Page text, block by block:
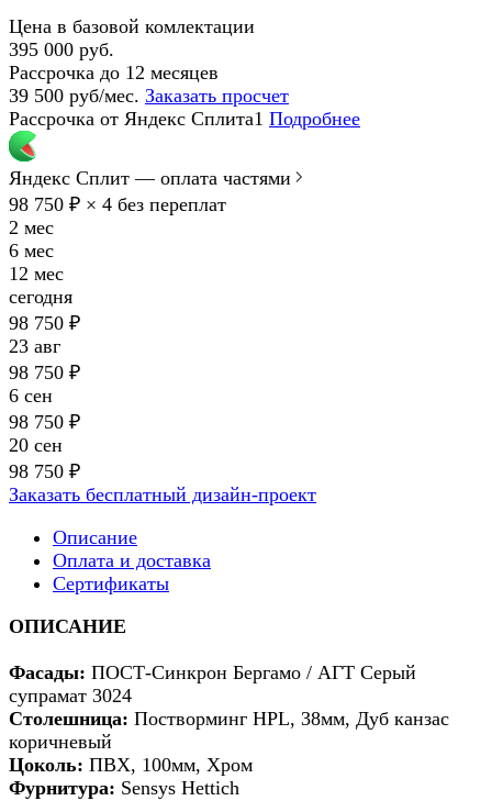
Цена в базовой комлектации
395 000 руб.
Рассрочка до 12 месяцев
39 500 руб/мес. Заказать просчет
Рассрочка от Яндекс Сплита1 Подробнее
Яндекс Сплит — оплата частями
98 750 ₽ × 4 без переплат
2 мес
6 мес
12 мес
сегодня
98 750 ₽
23 авг
98 750 ₽
6 сен
98 750 ₽
20 сен
98 750 ₽
Заказать бесплатный дизайн-проект
Описание
Оплата и доставка
Сертификаты
ОПИСАНИЕ
Фасады: ПОСТ-Синкрон Бергамо / АГТ Серый
супрамат 3024
Столешница: Постворминг HPL, 38мм, Дуб канзас
коричневый
Цоколь: ПВХ, 100мм, Хром
Фурнитура: Sensys Hettich